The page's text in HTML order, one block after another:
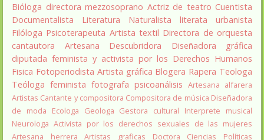
Bióloga directora mezzosoprano Actriz de teatro Cuentista
Documentalista
Literatura Naturalista literata
urbanista
Filóloga Psicoterapeuta Artista textil Directora de orquesta
cantautora
Artesana Descubridora
Diseñadora gráfica
diputada feminista y activista por los Derechos Humanos
Fisica Fotoperiodista Artista gráfica Blogera Rapera Teologa
Teóloga feminista fotografa psicoanálisis Artesana alfarera
Artistas Cantante y compositora Compositora de música Diseñadora
de moda
Ecologa Geologa Gestora cultural
Interprete musical
Neurologa Activista por los derechos sexuales de las mujeres
Artesana herrera
Artistas graficas
Doctora Ciencias Políticas